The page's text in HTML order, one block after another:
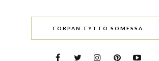
TORPAN TYTTÖ SOMESSA